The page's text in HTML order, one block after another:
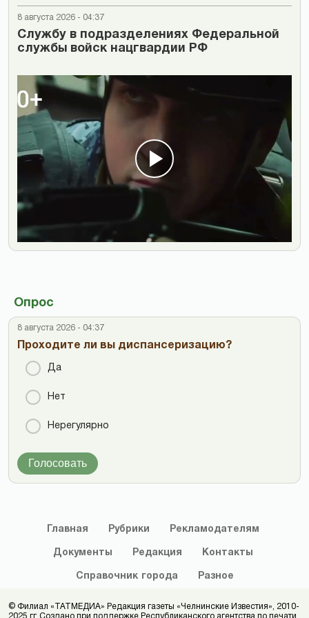
8 августа 2026 - 04:37
Cлужбу в подразделениях Федеральной
службы войск нацгвардии РФ
Опрос
8 августа 2026 - 04:37
Проходите ли вы диспансеризацию?
Да
Нет
Нерегулярно
Голосовать
Главная Рубрики Рекламодателям
Документы Редакция Контакты
Справочник города Разное
© Филиал «ТАТМЕДИА» Редакция газеты «Челнинские Известия», 2010-
2025 гг. Создано при поддержке Республиканского агентства по печати